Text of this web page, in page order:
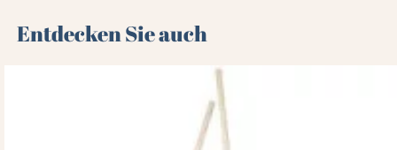
Entdecken Sie auch 🌻